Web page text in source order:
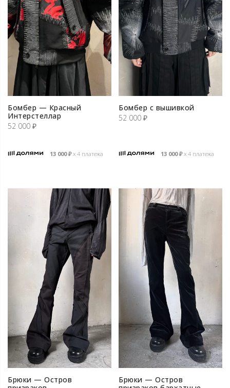
Бомбер — Красный
Интерстеллар
52 000 ₽
13 000₽х 4 платежа
Бомбер с вышивкой
52 000 ₽
13 000₽х 4 платежа
Брюки — Остров
Брюки — Остров